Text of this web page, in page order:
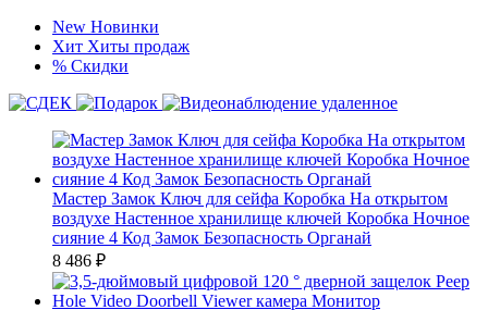
New Новинки
Хит Хиты продаж
% Скидки
Мастер Замок Ключ для сейфа Коробка На открытом
воздухе Настенное хранилище ключей Коробка Ночное
сияние 4 Код Замок Безопасность Органай
8 486 ₽